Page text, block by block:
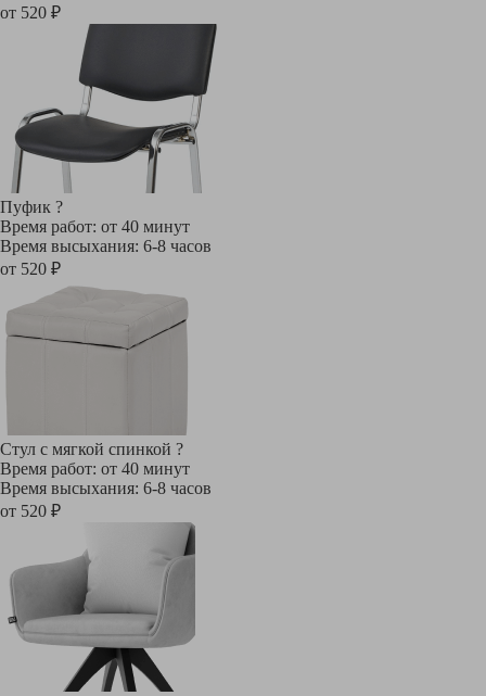
от 520 ₽
Пуфик ?
Время работ: от 40 минут
Время высыхания: 6-8 часов
от 520 ₽
Стул с мягкой спинкой ?
Время работ: от 40 минут
Время высыхания: 6-8 часов
от 520 ₽